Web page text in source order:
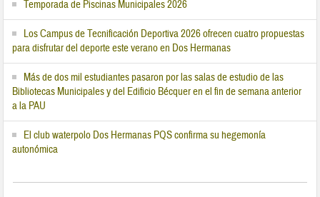
Temporada de Piscinas Municipales 2026
Los Campus de Tecnificación Deportiva 2026 ofrecen cuatro propuestas
para disfrutar del deporte este verano en Dos Hermanas
Más de dos mil estudiantes pasaron por las salas de estudio de las
Bibliotecas Municipales y del Edificio Bécquer en el fin de semana anterior
a la PAU
El club waterpolo Dos Hermanas PQS confirma su hegemonía
autonómica